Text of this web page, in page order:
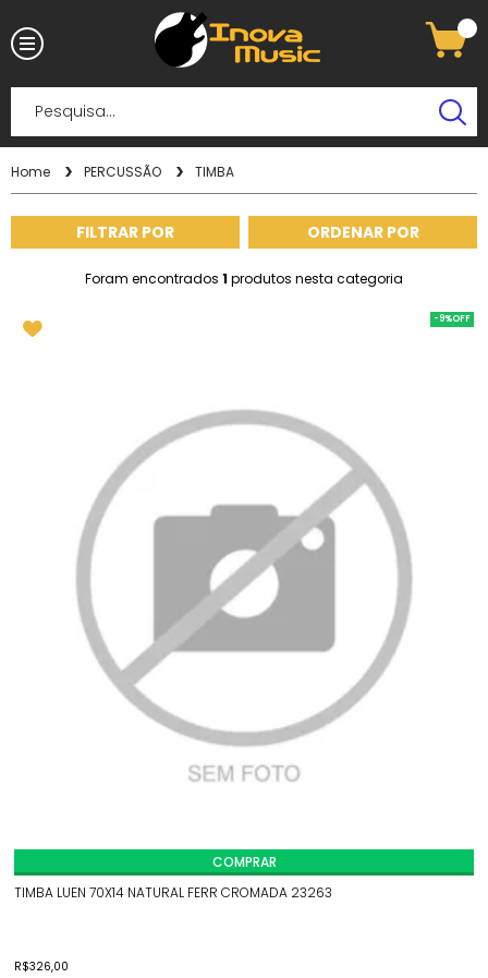
Home PERCUSSÃO TIMBA
FILTRAR POR ORDENAR POR
Foram encontrados 1produtos nesta categoria
-9%
TIMBA LUEN 70X14 NATURAL FERR CROMADA 23263
R$326,00
COMPRAR